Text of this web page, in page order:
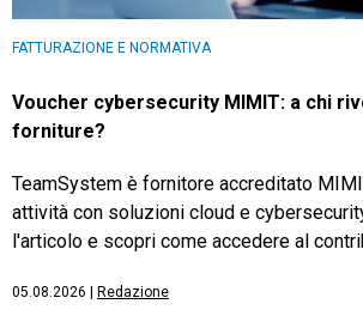
FATTURAZIONE E NORMATIVA
Voucher cybersecurity MIMIT: a chi
forniture?
TeamSystem è fornitore accreditato
attività con soluzioni cloud e
l'articolo e scopri come accedere al
05.08.2026 Redazione